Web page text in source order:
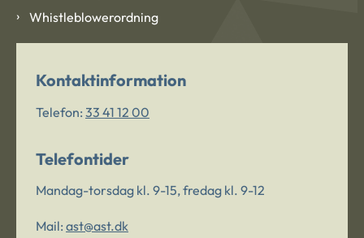
Whistleblowerordning
Kontaktinformation
Telefon: 33 41 12 00
Telefontider
Mandag-torsdag kl. 9-15, fredag kl. 9-12
Mail: ast@ast.dk